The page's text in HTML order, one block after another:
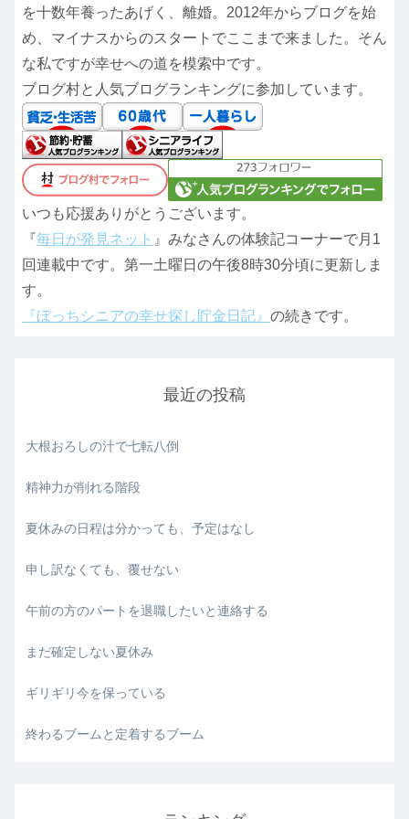
を十数年養ったあげく、離婚。2012年からブログを始
め、マイナスからのスタートでここまで来ました。そん
な私ですが幸せへの道を模索中です。
ブログ村と人気ブログランキングに参加しています。
いつも応援ありがとうございます。
『毎日が発見ネット 』みなさんの体験記コーナーで月1
回連載中です。第一土曜日の午後8時30分頃に更新しま
す。
『ぼっちシニアの幸せ探し貯金日記』 の続きです。
最近の投稿
大根おろしの汁で七転八倒
精神力が削れる階段
夏休みの日程は分かっても、予定はなし
申し訳なくても、覆せない
午前の方のパートを退職したいと連絡する
まだ確定しない夏休み
ギリギリ今を保っている
終わるブームと定着するブーム